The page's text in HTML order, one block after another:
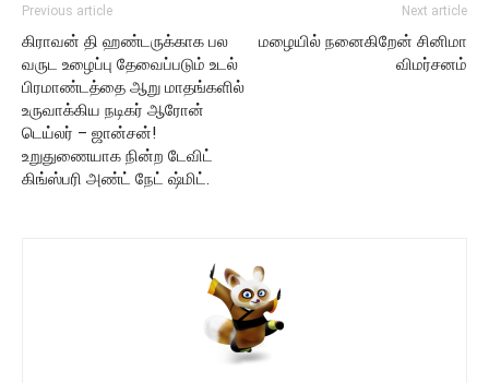
Previous article
கிராவன் தி ஹண்டருக்காக பல
வருட உழைப்பு தேவைப்படும் உடல்
பிரமாண்டத்தை ஆறு மாதங்களில்
உருவாக்கிய நடிகர் ஆரோன்
டெய்லர் – ஜான்சன்!
உறுதுணையாக நின்ற டேவிட்
கிங்ஸ்பரி அண்ட் நேட் ஷ்மிட்.
Next article
மழையில் நனைகிறேன் சினிமா
விமர்சனம்